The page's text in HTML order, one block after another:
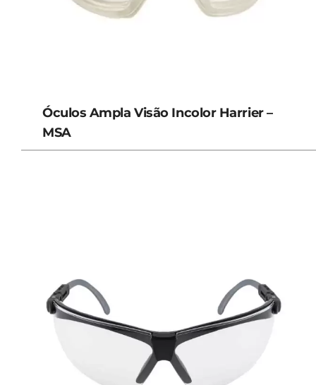
Óculos Ampla Visão Incolor Harrier –
MSA